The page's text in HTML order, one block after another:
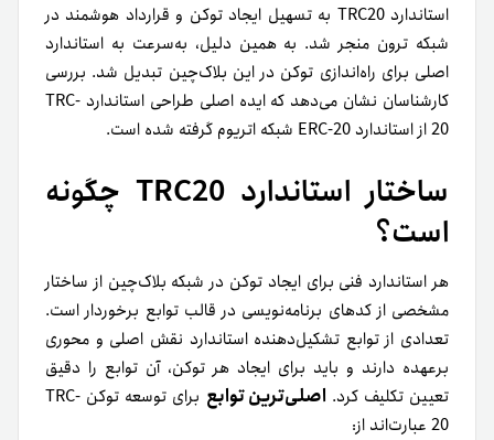
استاندارد TRC20 به تسهیل ایجاد توکن و قرارداد هوشمند در
شبکه ترون منجر شد. به همین دلیل، به‌سرعت به استاندارد
اصلی برای راه‌اندازی توکن در این بلاک‌چین تبدیل شد. بررسی
کارشناسان نشان می‌دهد که ایده اصلی طراحی استاندارد TRC-
20 از استاندارد ERC-20 شبکه اتریوم گرفته شده است.
ساختار استاندارد TRC20 چگونه
است؟
هر استاندارد فنی برای ایجاد توکن در شبکه بلاک‌چین از ساختار
مشخصی از کدهای برنامه‌نویسی در قالب توابع برخوردار است.
تعدادی از توابع تشکیل‌دهنده استاندارد نقش اصلی و محوری
برعهده دارند و باید برای ایجاد هر توکن، آن توابع را دقیق
تعیین تکلیف کرد. اصلی‌ترین توابع
برای توسعه توکن TRC-
20 عبارت‌اند از: